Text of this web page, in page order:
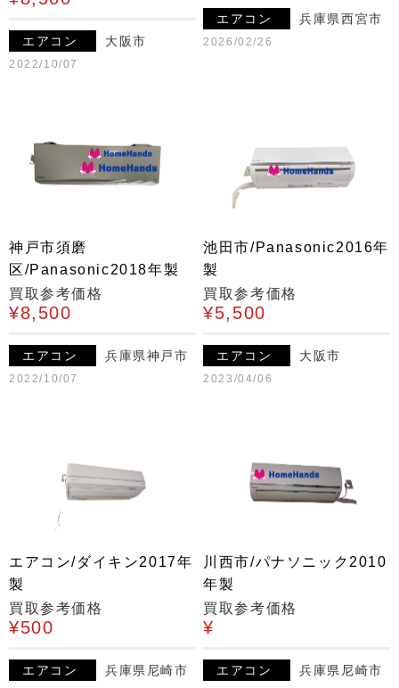
エアコン 大阪市
2022/10/07
エアコン 兵庫県西宮市
2026/02/26
神戸市須磨
区/Panasonic2018年製
買取参考価格
¥8,500
エアコン 兵庫県神戸市
2022/10/07
池田市/Panasonic2016年
製
買取参考価格
¥5,500
エアコン 大阪市
2023/04/06
エアコン/ダイキン2017年
製
買取参考価格
¥500
エアコン 兵庫県尼崎市
川西市/パナソニック2010
年製
買取参考価格
¥
エアコン 兵庫県尼崎市